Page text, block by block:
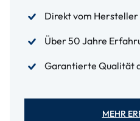
Direkt vom Hersteller
Über 50 Jahre
Garantierte Qualität
MEHR